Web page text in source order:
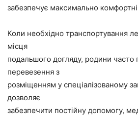
забезпечує максимально
Коли необхідно транспортування
місця
подальшого догляду, родини часто
перевезення з
розміщенням у спеціалізованому
дозволяє
забезпечити постійну допомогу,